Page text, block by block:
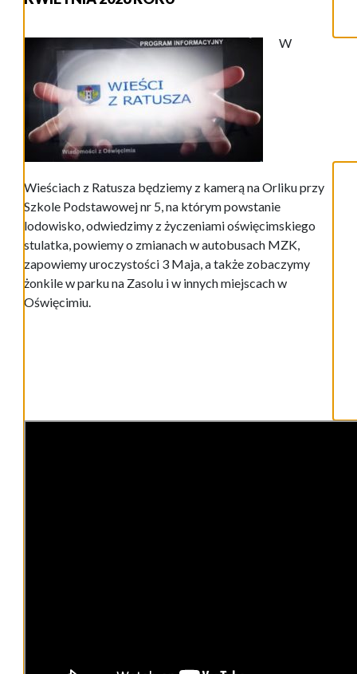
W
Wieściach z Ratusza będziemy z kamerą na Orliku przy
Szkole Podstawowej nr 5, na którym powstanie
lodowisko, odwiedzimy z życzeniami oświęcimskiego
stulatka, powiemy o zmianach w autobusach MZK,
zapowiemy uroczystości 3 Maja, a także zobaczymy
żonkile w parku na Zasolu i w innych miejscach w
Oświęcimiu.